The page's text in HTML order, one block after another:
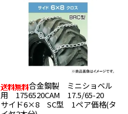
合金鋼製 ミニショベル
用 1756520CAM 17.5/65-20
サイド6×8 SC型 1ペア価格(タ